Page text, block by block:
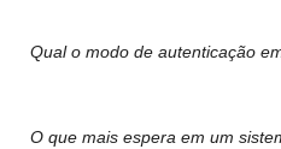
Qual o modo de autenticação
O que mais espera em um